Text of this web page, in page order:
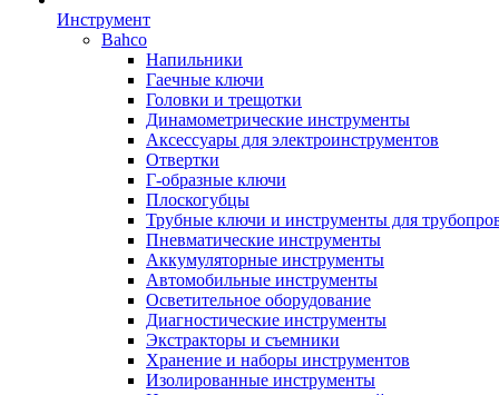
Инструмент
Bahco
Напильники
Гаечные ключи
Головки и трещотки
Динамометрические инструменты
Аксессуары для электроинструментов
Отвертки
Г-образные ключи
Плоскогубцы
Трубные ключи и инструменты для
Пневматические инструменты
Аккумуляторные инструменты
Автомобильные инструменты
Осветительное оборудование
Диагностические инструменты
Экстракторы и съемники
Хранение и наборы инструментов
Изолированные инструменты